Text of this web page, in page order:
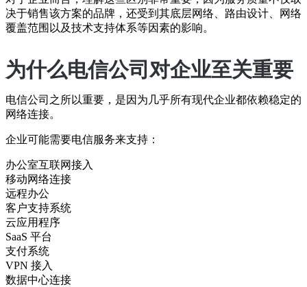
决于销售该方案的品牌，还受到其底层网络、路由设计、网络
覆盖范围以及技术支持体系等因素的影响。
为什么电信公司对企业至关重要
电信公司之所以重要，是因为几乎所有现代企业都依赖稳定的
网络连接。
企业可能需要电信服务来支持：
办公室互联网接入
移动网络连接
远程办公
客户支持系统
云应用程序
SaaS 平台
支付系统
VPN 接入
数据中心连接